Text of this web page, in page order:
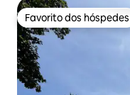
Favorito dos hóspedes
Favorito dos hóspedes